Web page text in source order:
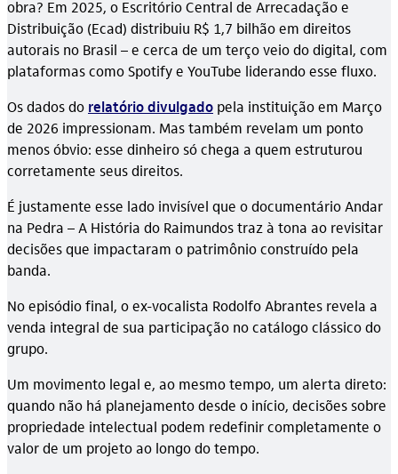
obra? Em 2025, o Escritório Central de Arrecadação e
Distribuição (Ecad) distribuiu R$ 1,7 bilhão em direitos
autorais no Brasil – e cerca de um terço veio do digital, com
plataformas como Spotify e YouTube liderando esse fluxo.
Os dados do relatório divulgado pela instituição em Março
de 2026 impressionam. Mas também revelam um ponto
menos óbvio: esse dinheiro só chega a quem estruturou
corretamente seus direitos.
É justamente esse lado invisível que o documentário Andar
na Pedra – A História do Raimundos traz à tona ao revisitar
decisões que impactaram o patrimônio construído pela
banda.
No episódio final, o ex-vocalista Rodolfo Abrantes revela a
venda integral de sua participação no catálogo clássico do
grupo.
Um movimento legal e, ao mesmo tempo, um alerta direto:
quando não há planejamento desde o início, decisões sobre
propriedade intelectual podem redefinir completamente o
valor de um projeto ao longo do tempo.